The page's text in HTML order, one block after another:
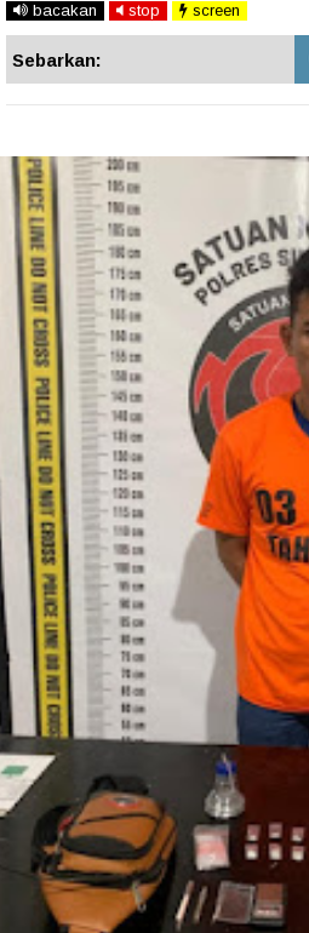
bacakan stop screen
Sebarkan: